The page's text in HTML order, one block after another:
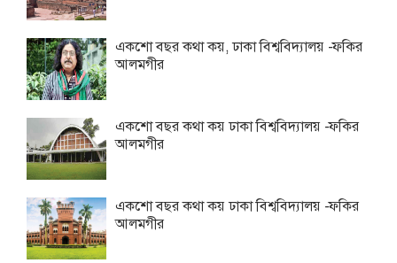
একশো বছর কথা কয়, ঢাকা বিশ্ববিদ্যালয় -ফকির
আলমগীর
একশো বছর কথা কয় ঢাকা বিশ্ববিদ্যালয় -ফকির
আলমগীর
একশো বছর কথা কয় ঢাকা বিশ্ববিদ্যালয় -ফকির
আলমগীর